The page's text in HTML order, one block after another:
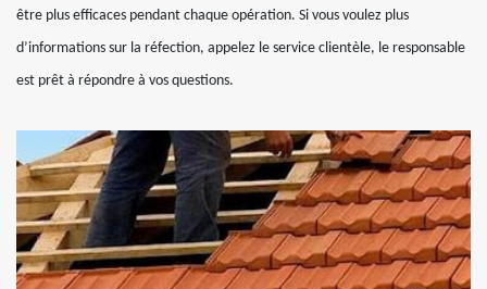
être plus efficaces pendant chaque opération. Si vous voulez plus
d’informations sur la réfection, appelez le service clientèle, le responsable
est prêt à répondre à vos questions.